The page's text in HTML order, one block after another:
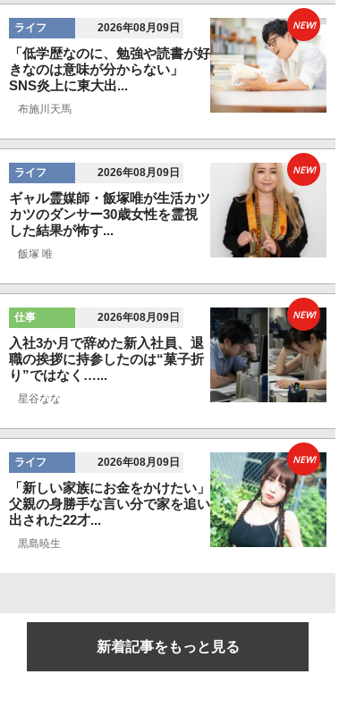
ライフ 2026年08月09日
「低学歴なのに、勉強や読書が好
きなのは意味が分からない」
SNS炎上に東大出...
布施川天馬
NEW!
ライフ 2026年08月09日
ギャル霊媒師・飯塚唯が生活カツ
カツのダンサー30歳女性を霊視
した結果が怖す...
飯塚 唯
NEW!
仕事 2026年08月09日
入社3か月で辞めた新入社員、退
職の挨拶に持参したのは“菓子折
り”ではなく…...
星谷なな
NEW!
ライフ 2026年08月09日
「新しい家族にお金をかけたい」
父親の身勝手な言い分で家を追い
出された22才...
黒島暁生
NEW!
新着記事をもっと見る